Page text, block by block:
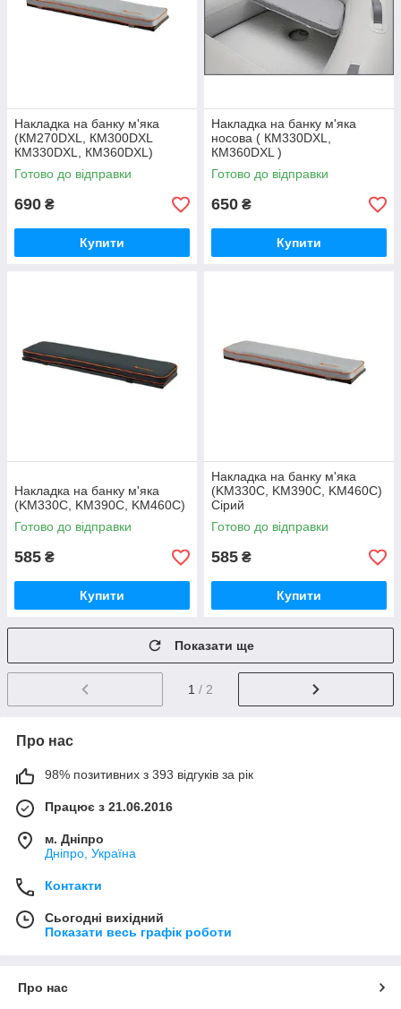
Накладка на банку м'яка
(КМ270DXL, КМ300DXL
КМ330DXL, КМ360DXL)
Готово до відправки
690 ₴
Купити
Накладка на банку м'яка
носова ( КМ330DXL,
КМ360DXL )
Готово до відправки
650 ₴
Купити
Накладка на банку м'яка
(KM330C, KM390C, KM460C)
Готово до відправки
585 ₴
Купити
Накладка на банку м'яка
(KM330C, KM390C, KM460C)
Сірий
Готово до відправки
585 ₴
Купити
Показати ще
1 / 2
Про нас
98% позитивних з 393 відгуків за рік
Працює з 21.06.2016
м. Дніпро
Дніпро, Україна
Контакти
Сьогодні вихідний
Показати весь графік роботи
Про нас